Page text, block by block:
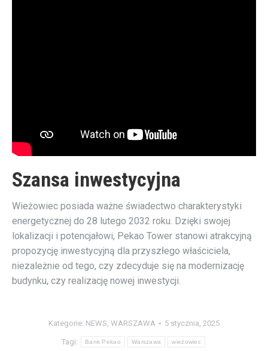
Szansa inwestycyjna
Wieżowiec posiada ważne świadectwo charakterystyki
energetycznej do 28 lutego 2032 roku. Dzięki swojej
lokalizacji i potencjałowi, Pekao Tower stanowi atrakcyjną
propozycję inwestycyjną dla przyszłego właściciela,
niezależnie od tego, czy zdecyduje się na modernizację
budynku, czy realizację nowej inwestycji.
Kategorie: NEWS, WARSZAWA 5 stycznia, 2025
Tagi: Bank Pekao Warszawa wieżowiec